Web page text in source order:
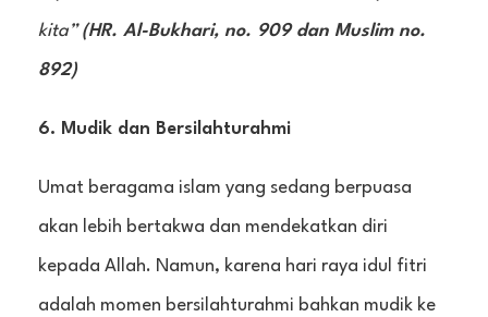
kita”(HR. Al-Bukhari, no. 909 dan Muslim no.
892)
6. Mudik dan Bersilahturahmi
Umat beragama islam yang sedang berpuasa
akan lebih bertakwa dan mendekatkan diri
kepada Allah. Namun, karena hari raya idul fitri
adalah momen bersilahturahmi bahkan mudik ke